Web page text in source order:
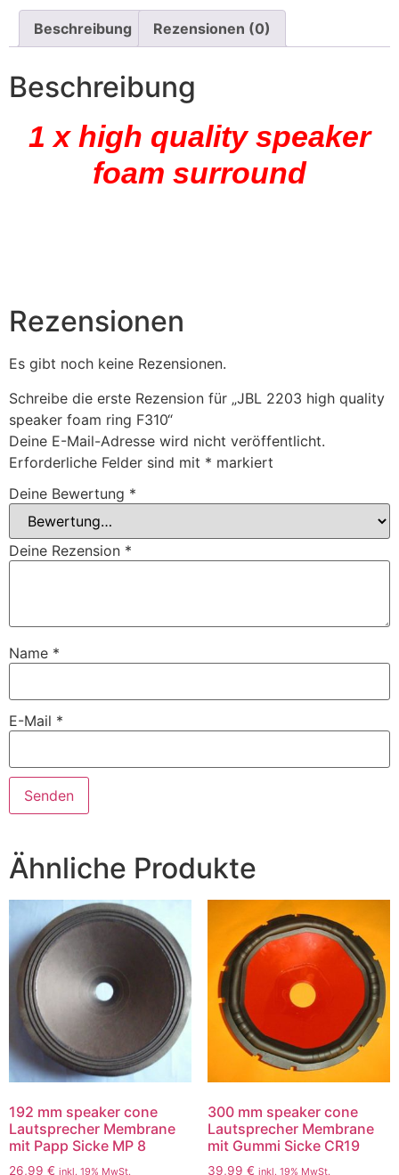
Beschreibung Rezensionen (0)
Beschreibung
1 x high quality speaker
foam surround
Rezensionen
Es gibt noch keine Rezensionen.
Schreibe die erste Rezension für „JBL 2203 high quality
speaker foam ring F310“
Deine E-Mail-Adresse wird nicht veröffentlicht.
Erforderliche Felder sind mit * markiert
Deine Bewertung *
Deine Rezension *
Name *
E-Mail *
Ähnliche Produkte
192 mm speaker cone
Lautsprecher Membrane
mit Papp Sicke MP 8
26,99 € inkl. 19% MwSt.
300 mm speaker cone
Lautsprecher Membrane
mit Gummi Sicke CR19
39,99 € inkl. 19% MwSt.